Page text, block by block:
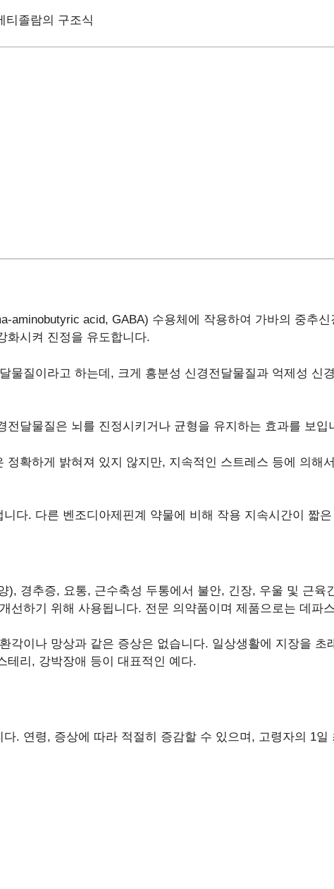
티졸람의 구조식
aminobutyric acid, GABA) 수용체에 작용하여 가바의 중추
화시켜 진정을 유도합니다.
질이라고 하는데, 크게 흥분성 신경전달물질과 억제성 신
달물질은 뇌를 진정시키거나 균형을 유지하는 효과를 보입
확하게 밝혀져 있지 않지만, 지속적인 스트레스 등에 의해
다. 다른 벤조디아제핀계 약물에 비해 작용 지속시간이 짧
경추증, 요통, 근수축성 두통에서 불안, 긴장, 우울 및 근육
선하기 위해 사용됩니다. 전문 의약품이며 제품으로는 데파
각이나 망상과 같은 증상은 없습니다. 일상생활에 지장을 초
테리, 강박장애 등이 대표적인 예다.
. 연령, 증상에 따라 적절히 증감할 수 있으며, 고령자의 1일